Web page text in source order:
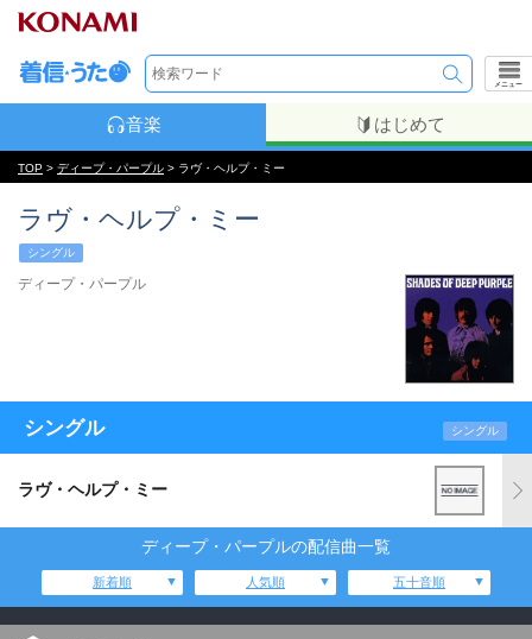
メニュー
音楽 はじめて
TOP > ディープ・パープル > ラヴ・ヘルプ・ミー
ラヴ・ヘルプ・ミー
シングル
ディープ・パープル
シングル シングル
ラヴ・ヘルプ・ミー
ディープ・パープルの配信曲一覧
新着順 人気順 五十音順